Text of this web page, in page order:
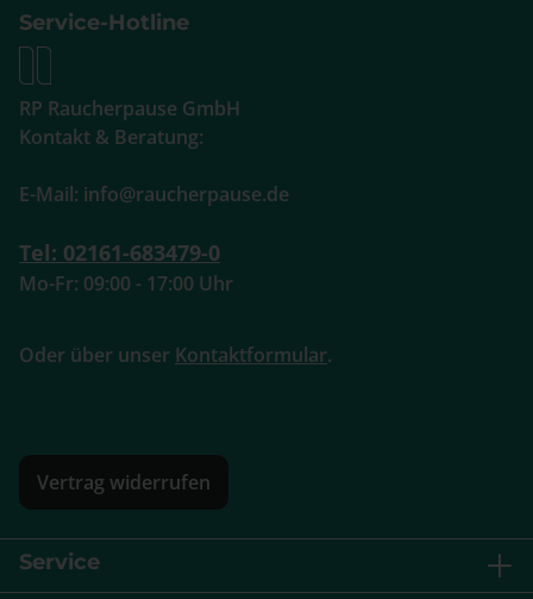
Service-Hotline
RP Raucherpause GmbH
Kontakt & Beratung:
E-Mail: info@raucherpause.de
Tel: 02161-683479-0
Mo-Fr: 09:00 - 17:00 Uhr
Oder über unser Kontaktformular.
Vertrag widerrufen
Service